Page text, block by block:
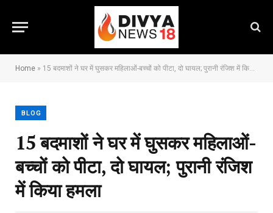
Home » 15 बदमाशों ने घर में घुसकर महिलाओं-बच्चों को पीटा, दो घायल; पुरानी रंजिश में किया हमला
BLOG
15 बदमाशों ने घर में घुसकर महिलाओं-
बच्चों को पीटा, दो घायल; पुरानी रंजिश
में किया हमला